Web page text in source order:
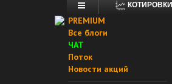
КОТИРОВКИ
PREMIUM
Все блоги
ЧАТ
Поток
Новости акций